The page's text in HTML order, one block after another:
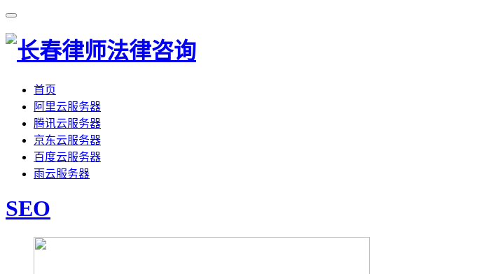
首页
阿里云服务器
腾讯云服务器
京东云服务器
百度云服务器
雨云服务器
SEO